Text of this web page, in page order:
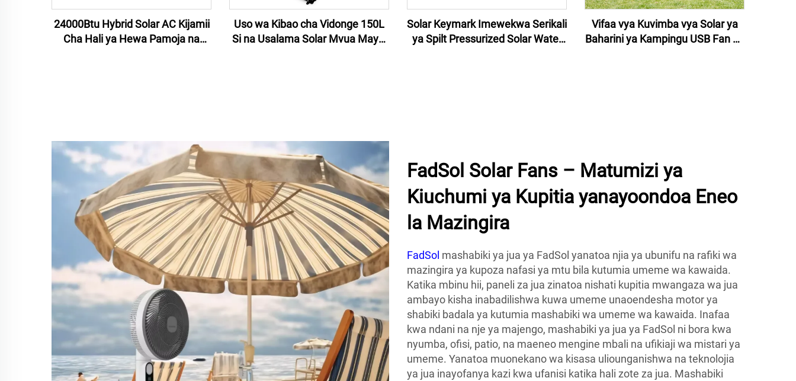
24000Btu Hybrid Solar AC Kijamii
Cha Hali ya Hewa Pamoja na
Uso wa Kibao cha Vidonge 150L
Si na Usalama Solar Mvua Mayai
Solar Keymark Imewekwa Serikali
ya Spilt Pressurized Solar Water
Vifaa vya Kuvimba vya Solar ya
Baharini ya Kampingu USB Fan ya
FadSol Solar Fans – Matumizi ya
Kiuchumi ya Kupitia yanayoondoa Eneo
la Mazingira
FadSol mashabiki ya jua ya FadSol yanatoa njia ya ubunifu na rafiki wa
mazingira ya kupoza nafasi ya mtu bila kutumia umeme wa kawaida.
Katika mbinu hii, paneli za jua zinatoa nishati kupitia mwangaza wa jua
ambayo kisha inabadilishwa kuwa umeme unaoendesha motor ya
shabiki badala ya kutumia mashabiki wa umeme wa kawaida. Inafaa
kwa ndani na nje ya majengo, mashabiki ya jua ya FadSol ni bora kwa
nyumba, ofisi, patio, na maeneo mengine mbali na ufikiaji wa mistari ya
umeme. Yanatoa muonekano wa kisasa uliounganishwa na teknolojia
ya jua inayofanya kazi kwa ufanisi katika hali zote za jua. Mashabiki